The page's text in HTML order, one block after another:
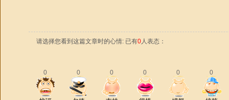
请选择您看到这篇文章时的心情: 已有0人表态：
0 0 0 0 0 0